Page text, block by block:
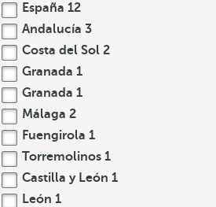
España 12
Andalucía 3
Costa del Sol 2
Granada 1
Granada 1
Málaga 2
Fuengirola 1
Torremolinos 1
Castilla y León 1
León 1